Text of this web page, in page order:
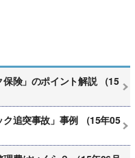
険」のポイント解説 （15
追突事故」事例 （15年05